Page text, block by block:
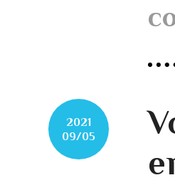
2021
09/05